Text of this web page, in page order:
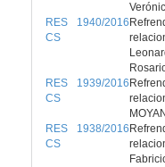
RES 1940/2016
CS
RES 1939/2016
CS
RES 1938/2016
CS